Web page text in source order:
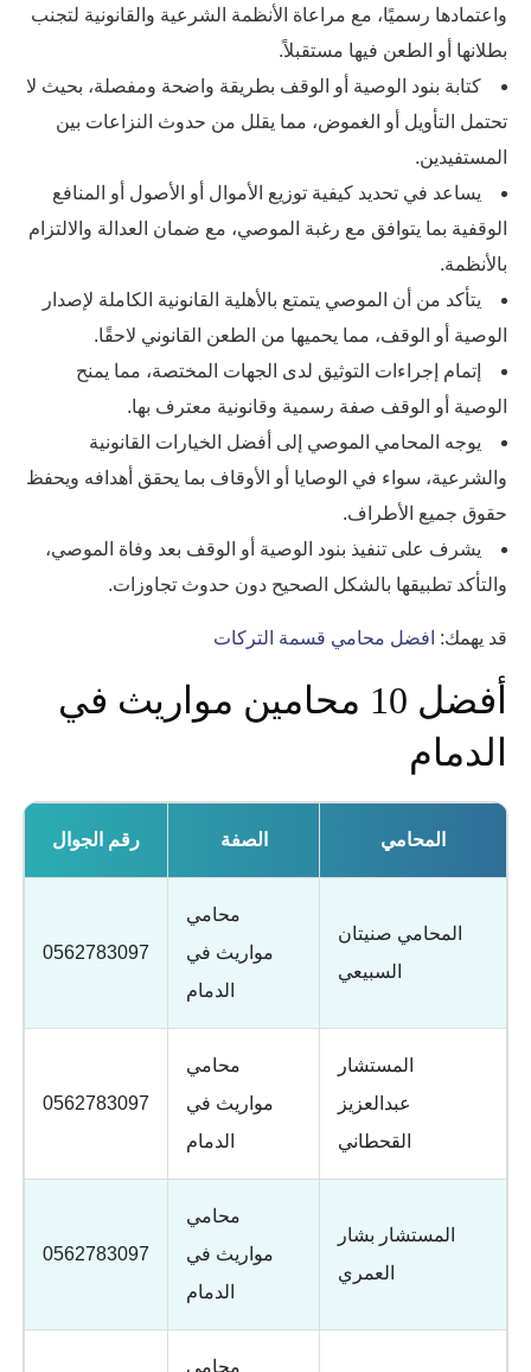
واعتمادها رسميًا، مع مراعاة الأنظمة الشرعية والقانونية لتجنب
بطلانها أو الطعن فيها مستقبلاً.
كتابة بنود الوصية أو الوقف بطريقة واضحة ومفصلة، بحيث لا
تحتمل التأويل أو الغموض، مما يقلل من حدوث النزاعات بين
المستفيدين.
يساعد في تحديد كيفية توزيع الأموال أو الأصول أو المنافع
الوقفية بما يتوافق مع رغبة الموصي، مع ضمان العدالة والالتزام
بالأنظمة.
يتأكد من أن الموصي يتمتع بالأهلية القانونية الكاملة لإصدار
الوصية أو الوقف، مما يحميها من الطعن القانوني لاحقًا.
إتمام إجراءات التوثيق لدى الجهات المختصة، مما يمنح
الوصية أو الوقف صفة رسمية وقانونية معترف بها.
يوجه المحامي الموصي إلى أفضل الخيارات القانونية
والشرعية، سواء في الوصايا أو الأوقاف بما يحقق أهدافه ويحفظ
حقوق جميع الأطراف.
يشرف على تنفيذ بنود الوصية أو الوقف بعد وفاة الموصي،
والتأكد تطبيقها بالشكل الصحيح دون حدوث تجاوزات.
قد يهمك: افضل محامي قسمة التركات
أفضل 10 محامين مواريث في
الدمام
المحامي الصفة رقم الجوال
المحامي صنيتان
السبيعي
محامي
مواريث في
الدمام
0562783097
المستشار
عبدالعزيز
القحطاني
محامي
مواريث في
الدمام
0562783097
المستشار بشار
العمري
محامي
مواريث في
الدمام
0562783097
محامي